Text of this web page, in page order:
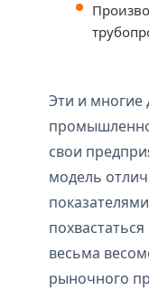
Эти и многие
свои
модель
весьма
рыночного